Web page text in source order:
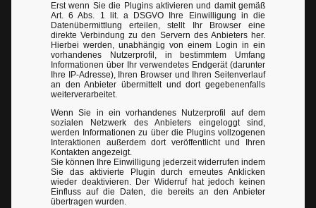
Erst wenn Sie die Plugins aktivieren und damit gemäß
Art. 6 Abs. 1 lit. a DSGVO Ihre Einwilligung in die
Datenübermittlung erteilen, stellt Ihr Browser eine
direkte Verbindung zu den Servern des Anbieters her.
Hierbei werden, unabhängig von einem Login in ein
vorhandenes Nutzerprofil, in bestimmtem Umfang
Informationen über Ihr verwendetes Endgerät (darunter
Ihre IP-Adresse), Ihren Browser und Ihren Seitenverlauf
an den Anbieter übermittelt und dort gegebenenfalls
weiterverarbeitet.
Wenn Sie in ein vorhandenes Nutzerprofil auf dem
sozialen Netzwerk des Anbieters eingeloggt sind,
werden Informationen zu über die Plugins vollzogenen
Interaktionen außerdem dort veröffentlicht und Ihren
Kontakten angezeigt.
Sie können Ihre Einwilligung jederzeit widerrufen indem
Sie das aktivierte Plugin durch erneutes Anklicken
wieder deaktivieren. Der Widerruf hat jedoch keinen
Einfluss auf die Daten, die bereits an den Anbieter
übertragen wurden.